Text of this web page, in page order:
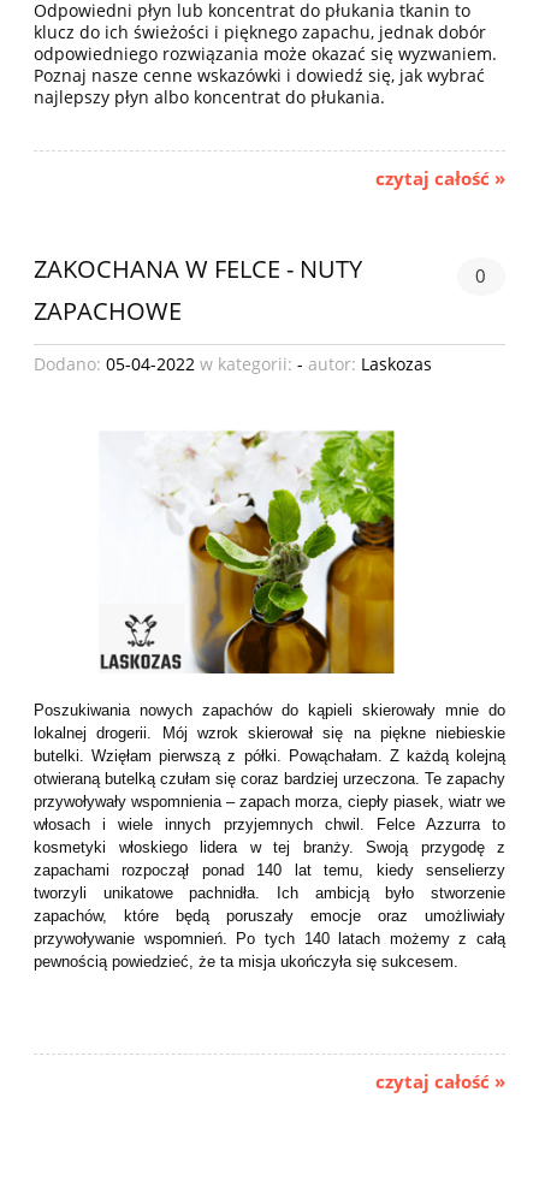
Odpowiedni płyn lub koncentrat do płukania tkanin to
klucz do ich świeżości i pięknego zapachu, jednak dobór
odpowiedniego rozwiązania może okazać się wyzwaniem.
Poznaj nasze cenne wskazówki i dowiedź się, jak wybrać
najlepszy płyn albo koncentrat do płukania.
czytaj całość »
ZAKOCHANA W FELCE - NUTY
ZAPACHOWE
0
Dodano: 05-04-2022 w kategorii: - autor: Laskozas
Poszukiwania nowych zapachów do kąpieli skierowały mnie do
lokalnej drogerii. Mój wzrok skierował się na piękne niebieskie
butelki. Wzięłam pierwszą z półki. Powąchałam. Z każdą kolejną
otwieraną butelką czułam się coraz bardziej urzeczona. Te zapachy
przywoływały wspomnienia – zapach morza, ciepły piasek, wiatr we
włosach i wiele innych przyjemnych chwil. Felce Azzurra to
kosmetyki włoskiego lidera w tej branży. Swoją przygodę z
zapachami rozpoczął ponad 140 lat temu, kiedy senselierzy
tworzyli unikatowe pachnidła. Ich ambicją było stworzenie
zapachów, które będą poruszały emocje oraz umożliwiały
przywoływanie wspomnień. Po tych 140 latach możemy z całą
pewnością powiedzieć, że ta misja ukończyła się sukcesem.
czytaj całość »